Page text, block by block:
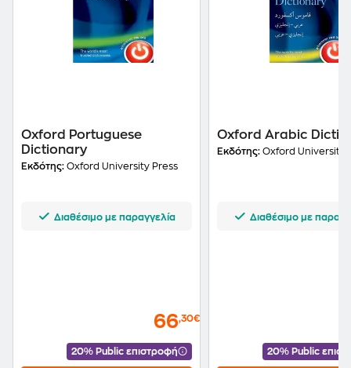
Oxford Portuguese
Dictionary
Εκδότης: Oxford University Press
Διαθέσιμο με παραγγελία
66,30€
20% Public επιστροφή
Oxford Arabic
Εκδότης: Oxford University
Διαθέσιμο με
20% Public